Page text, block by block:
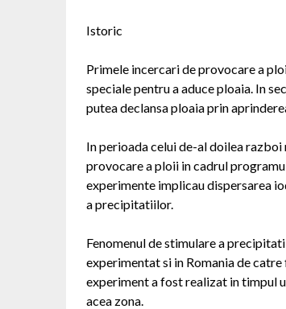
Istoric
Primele incercari de provocare a
speciale pentru a aduce ploaia. In
putea declansa ploaia prin
In perioada celui de-al doilea
provocare a ploii in cadrul
experimente implicau dispersarea
a precipitatiilor.
Fenomenul de stimulare a
experimentat si in Romania de
experiment a fost realizat in timpul
acea zona.